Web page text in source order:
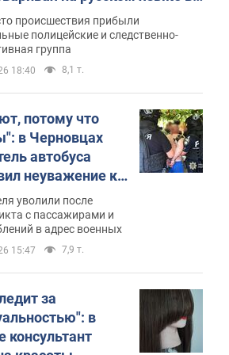
полиция составила
протокол.
происшествия прибыли
полицейские и следственно-
группа
18:40 8,1 т.
потому что
в Черновцах
автобуса
неуважение к
военным и
за это.
уволили после
с пассажирами и
в адрес военных
15:47 7,9 т.
за
в
консультант